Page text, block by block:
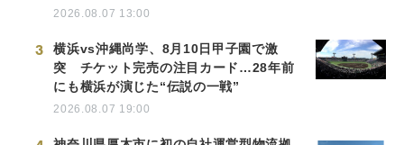
2026.08.07 13:00
3
横浜vs沖縄尚学、8月10日甲子園で激
突 チケット完売の注目カード…28年前
にも横浜が演じた“伝説の一戦”
2026.08.07 19:00